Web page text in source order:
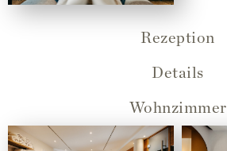
Rezeption
Details
Wohnzimmer